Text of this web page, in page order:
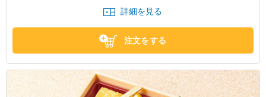
大阪府岸和田市藤井町
詳細を見る
注文をする